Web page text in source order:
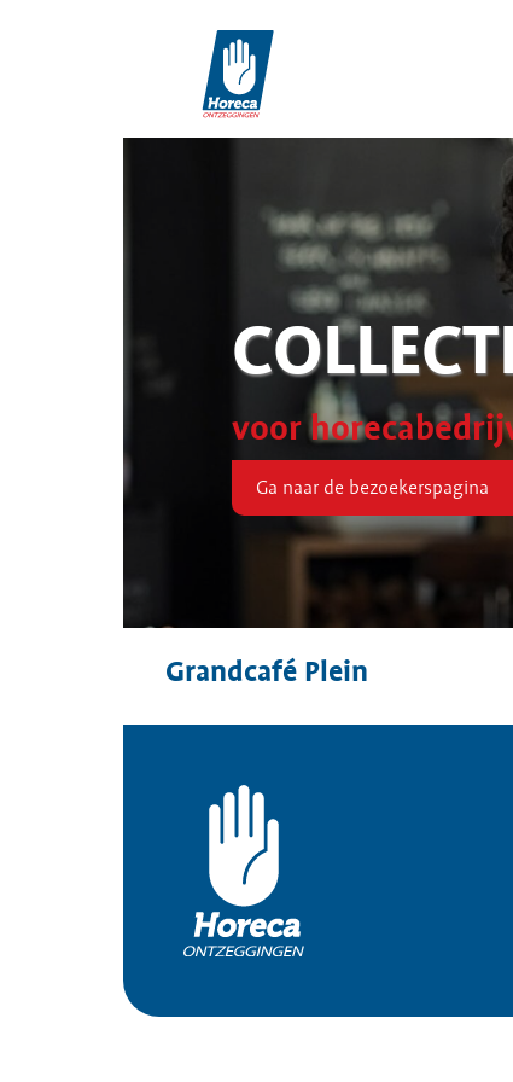
voor
Ga naar de bezoekerspagina
Grandcafé Plein